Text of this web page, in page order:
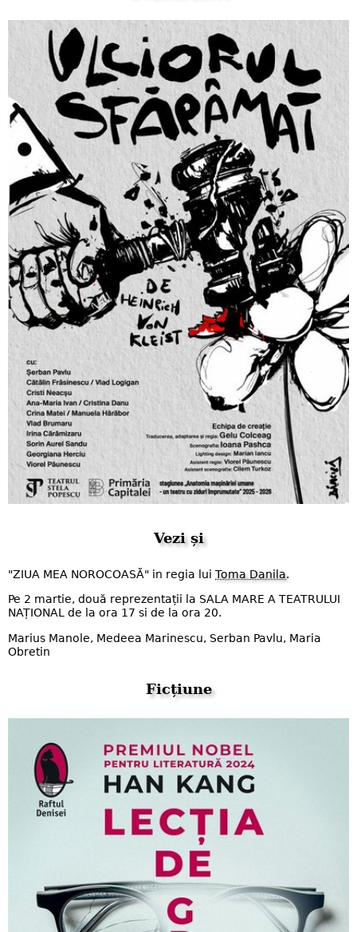
Vezi și
"ZIUA MEA NOROCOASĂ" in regia lui Toma Danila.
Pe 2 martie, două reprezentații la SALA MARE A TEATRULUI
NAȚIONAL de la ora 17 si de la ora 20.
Marius Manole, Medeea Marinescu, Serban Pavlu, Maria
Obretin
Ficțiune